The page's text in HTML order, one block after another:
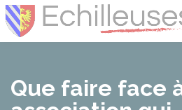
Que faire face